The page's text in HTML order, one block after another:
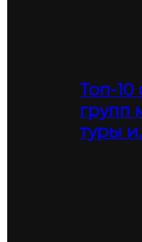
Топ-
групп
туры